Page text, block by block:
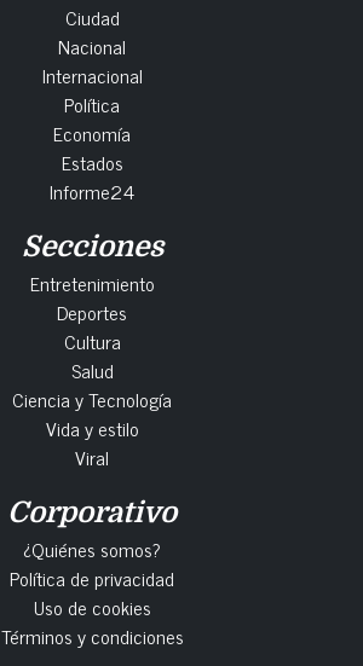
Ciudad
Nacional
Internacional
Política
Economía
Estados
Informe24
Secciones
Entretenimiento
Deportes
Cultura
Salud
Ciencia y Tecnología
Vida y estilo
Viral
Corporativo
¿Quiénes somos?
Política de privacidad
Uso de cookies
Términos y condiciones